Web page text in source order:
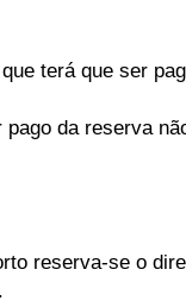
terá que ser
da reserva
reserva-se o